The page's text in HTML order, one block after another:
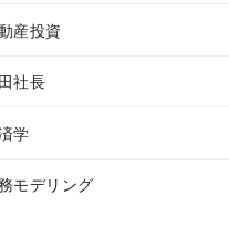
産投資
社長
学
モデリング